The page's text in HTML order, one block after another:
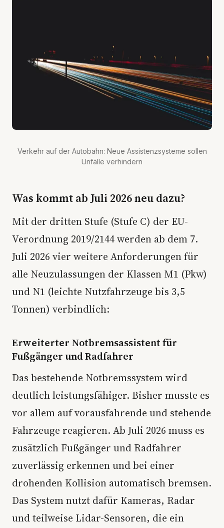
Verkehr auf der Autobahn: Neue Assistenzsysteme sollen
Unfälle verhindern
Was kommt ab Juli 2026 neu dazu?
Mit der dritten Stufe (Stufe C) der EU-
Verordnung 2019/2144 werden ab dem 7.
Juli 2026 vier weitere Anforderungen für
alle Neuzulassungen der Klassen M1 (Pkw)
und N1 (leichte Nutzfahrzeuge bis 3,5
Tonnen) verbindlich:
Erweiterter Notbremsassistent für
Fußgänger und Radfahrer
Das bestehende Notbremssystem wird
deutlich leistungsfähiger. Bisher musste es
vor allem auf vorausfahrende und stehende
Fahrzeuge reagieren. Ab Juli 2026 muss es
zusätzlich Fußgänger und Radfahrer
zuverlässig erkennen und bei einer
drohenden Kollision automatisch bremsen.
Das System nutzt dafür Kameras, Radar
und teilweise Lidar-Sensoren, die ein